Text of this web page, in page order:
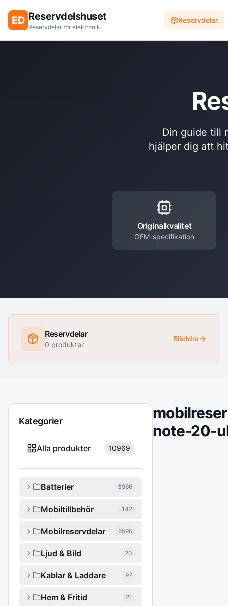
ED Reservdelshuset
Reservdelar för elektronik
Reservdelar
Din guide till
hjälper dig att
Originalkvalitet
OEM-specifikation
Reservdelar
0 produkter
Bläddra
Kategorier
Alla produkter 10969
Batterier 3966
Mobiltillbehör 142
Mobilreservdelar 6595
Ljud & Bild 20
Kablar & Laddare 97
Hem & Fritid 21
note-20-